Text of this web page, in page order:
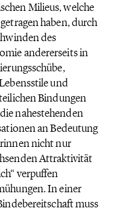
Milieus, welche
haben, durch
des
andererseits in
und
Bindungen
nahestehenden
an Bedeutung
nicht nur
Attraktivität
verpuffen
In einer
muss